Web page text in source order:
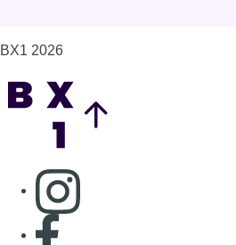
BX1 2026
Consulter page Instagram
Consulter page Facebook